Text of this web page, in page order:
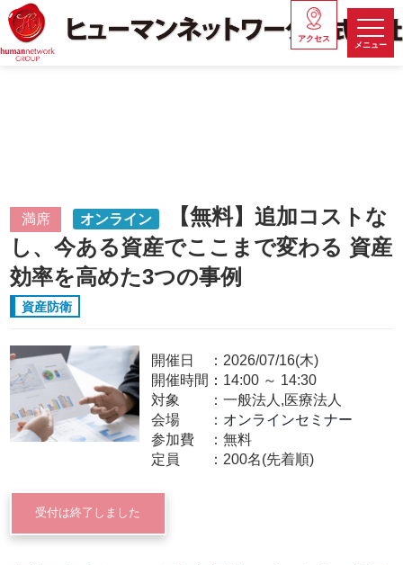
メニュー
アクセス
満席 オンライン
【無料】追加コストな
し、今ある資産でここまで変わる 資産
効率を高めた3つの事例
資産防衛
開催日
2026/07/16(木)
開催時間： 14:00～ 14:30
対象
一般法人,医療法人
会場
オンラインセミナー
参加費
無料
定員
200名(先着順)
受付は終了しました